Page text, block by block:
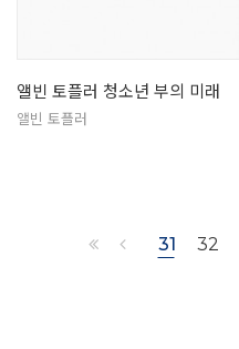
앨빈 토플러 청소년 부의 미래
앨빈 토플러
31 32